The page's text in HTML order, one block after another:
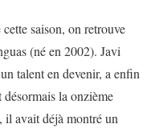
saison, on retrouve
(né en 2002). Javi
talent en devenir, a enfin
la onzième
il avait déjà montré un